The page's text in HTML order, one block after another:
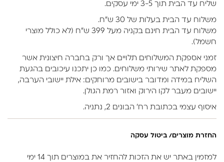
שליח עד הבית תוך 3-5 ימי עסקים.
משלוח עד הבית בעלות של 30 ש״ח.
משלוח עד הבית חינם בקניה מעל 399 ש״ח (לא כולל מוצרי
חשמל).
זמני אספקת המשלוחים תלויים אך ורק בחברה חיצונית אשר
מספקת לאתר שירותי משלוחים. כמו כן יתכנו עיכובים בהגעת
השליח במידה ומדובר בישובים מרוחקים: אילת יישובי הערבה,
יישובים מעבר לקו הירוק ואזור רמת הגולן.
איסוף עצמי בכתובת רח’ הבונים 2, נתניה.
החזרת מוצרים/ ביטול עסקה
למזמין באתר יש את הזכות להחזיר את במוצרים תוך 14 ימי